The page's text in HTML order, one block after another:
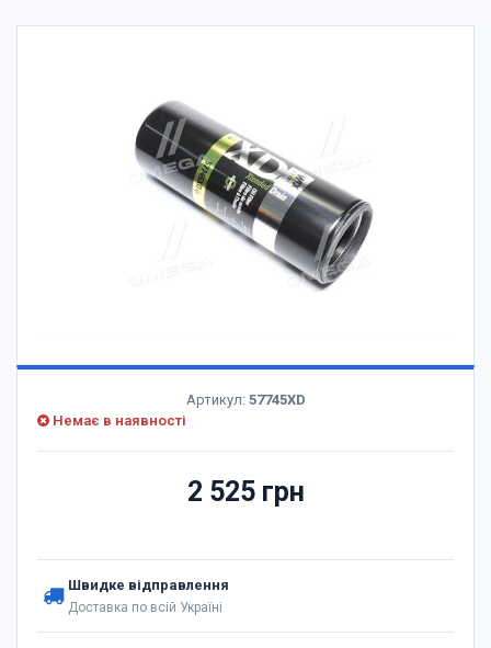
Артикул: 57745XD
Немає в наявності
2 525 грн
Швидке відправлення
Доставка по всій Україні